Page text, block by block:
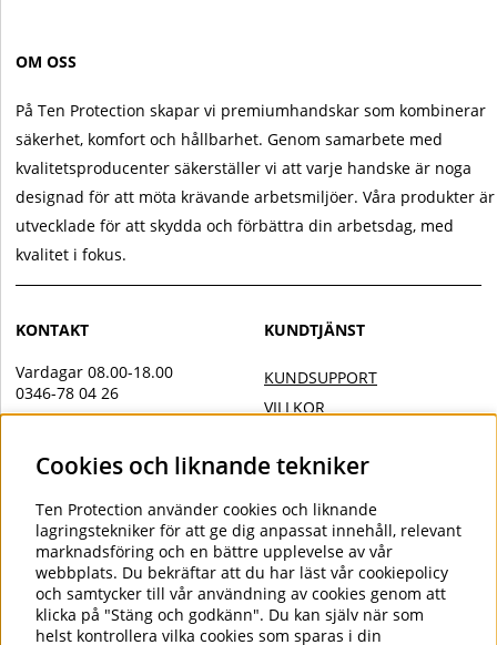
OM OSS
På Ten Protection skapar vi premiumhandskar som kombinerar
säkerhet, komfort och hållbarhet. Genom samarbete med
kvalitetsproducenter säkerställer vi att varje handske är noga
designad för att möta krävande arbetsmiljöer. Våra produkter är
utvecklade för att skydda och förbättra din arbetsdag, med
kvalitet i fokus.
KONTAKT
Vardagar 08.00-18.00
0346-78 04 26
info@tenprotection.com
Order
order@tenprotection.se
KUNDTJÄNST
KUNDSUPPORT
VILLKOR
DOC
COOKIES
FÖLJ OSS
Cookies och liknande tekniker
Ten Protection använder cookies och liknande
lagringstekniker för att ge dig anpassat innehåll, relevant
marknadsföring och en bättre upplevelse av vår
webbplats. Du bekräftar att du har läst vår cookiepolicy
och samtycker till vår användning av cookies genom att
klicka på "Stäng och godkänn". Du kan själv när som
helst kontrollera vilka cookies som sparas i din